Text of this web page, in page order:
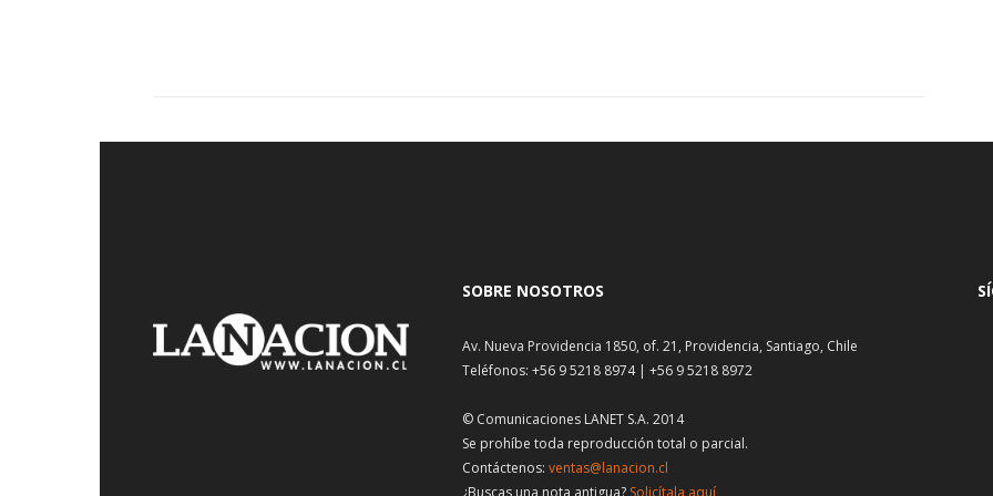
SOBRE NOSOTROS
Av. Nueva Providencia 1850, of. 21, Providencia, Santiago, Chile
Teléfonos: +56 9 5218 8974 | +56 9 5218 8972
© Comunicaciones LANET S.A. 2014
Se prohíbe toda reproducción total o parcial.
Contáctenos: ventas@lanacion.cl